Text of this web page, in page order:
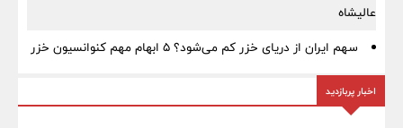
عالیشاه
سهم ایران از دریای خزر کم می‌شود؟ ۵ ابهام مهم کنوانسیون خزر
اخبار پربازدید